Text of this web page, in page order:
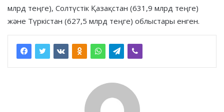
млрд теңге), Солтүстік Қазақстан (631,9 млрд теңге)
және Түркістан (627,5 млрд теңге) облыстары енген.